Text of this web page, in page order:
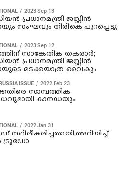
2023 Sep 13
പ്രധാനമന്ത്രി ജസ്റ്റിന്‍
സംഘവും തിരികെ പുറപ്പെട്ടു
2023 Sep 12
സാങ്കേതിക തകരാര്‍;
പ്രധാനമന്ത്രി ജസ്റ്റിന്‍
മടക്കയാത്ര വൈകും
ISSUE 2022 Feb 23
സാമ്പത്തിക
കാനഡയും
2022 Jan 31
സ്ഥിരീകരിച്ചതായി അറിയിച്ച്
ട്രൂഡോ